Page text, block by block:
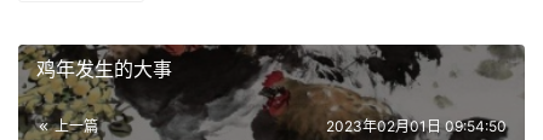
鸡年发生的大事
上一篇 2023年02月01日 09:54:50